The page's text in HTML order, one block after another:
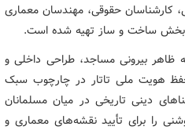
کارشناسان حقوقی، مهندسان معماری
و بخش ساخت و ساز تهیه شده است.
ظاهر بیرونی مساجد، طراحی داخلی و
هویت ملی تاتار در چارچوب سبک
دینی تاریخی در میان مسلمانان
را برای تأیید نقشه‌های معماری و